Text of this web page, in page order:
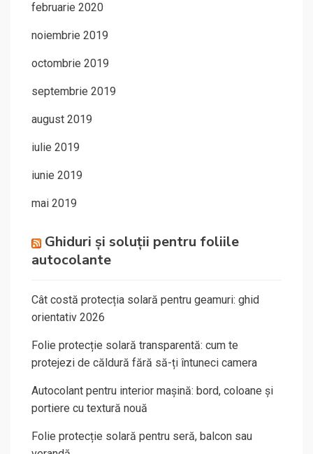
februarie 2020
noiembrie 2019
octombrie 2019
septembrie 2019
august 2019
iulie 2019
iunie 2019
mai 2019
Ghiduri și soluții pentru foliile
autocolante
Cât costă protecția solară pentru geamuri: ghid
orientativ 2026
Folie protecție solară transparentă: cum te
protejezi de căldură fără să-ți întuneci camera
Autocolant pentru interior mașină: bord, coloane și
portiere cu textură nouă
Folie protecție solară pentru seră, balcon sau